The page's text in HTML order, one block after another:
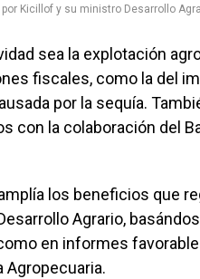
Kicillof y su ministro Desarrollo
sea la explotación
fiscales, como la del
por la sequía.
con la colaboración del
los beneficios que
Agrario,
en informes
Agropecuaria.